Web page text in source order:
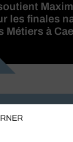
les finales
Métiers à